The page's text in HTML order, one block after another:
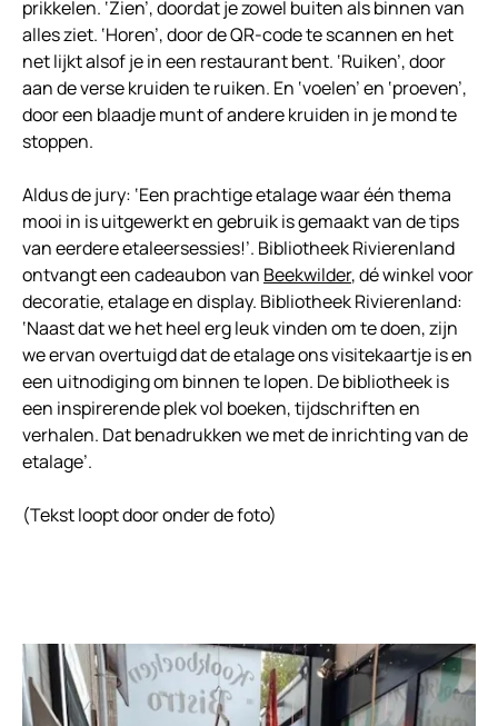
prikkelen. ‘Zien’, doordat je zowel buiten als binnen van
alles ziet. ‘Horen’, door de QR-code te scannen en het
net lijkt alsof je in een restaurant bent. ‘Ruiken’, door
aan de verse kruiden te ruiken. En ‘voelen’ en ‘proeven’,
door een blaadje munt of andere kruiden in je mond te
stoppen.
Aldus de jury: ‘Een prachtige etalage waar één thema
mooi in is uitgewerkt en gebruik is gemaakt van de tips
van eerdere etaleersessies!’. Bibliotheek Rivierenland
ontvangt een cadeaubon van Beekwilder, dé winkel voor
decoratie, etalage en display. Bibliotheek Rivierenland:
‘Naast dat we het heel erg leuk vinden om te doen, zijn
we ervan overtuigd dat de etalage ons visitekaartje is en
een uitnodiging om binnen te lopen. De bibliotheek is
een inspirerende plek vol boeken, tijdschriften en
verhalen. Dat benadrukken we met de inrichting van de
etalage’.
(Tekst loopt door onder de foto)